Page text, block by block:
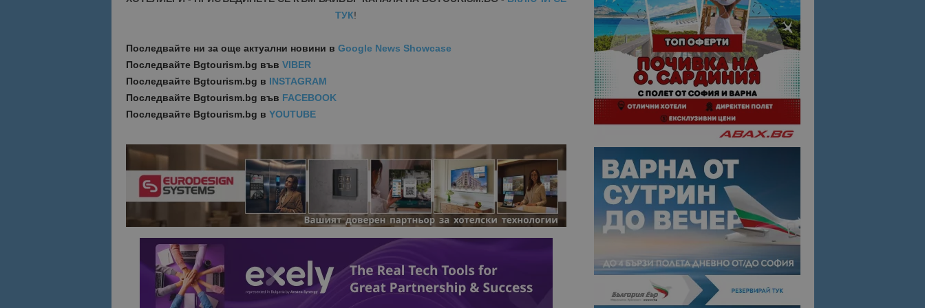
ТУК!
Последвайте ни за още актуални новини в Google News Showcase
Последвайте Bgtourism.bg във VIBER
Последвайте Bgtourism.bg в INSTAGRAM
Последвайте Bgtourism.bg във FACEBOOK
Последвайте Bgtourism.bg в YOUTUBE